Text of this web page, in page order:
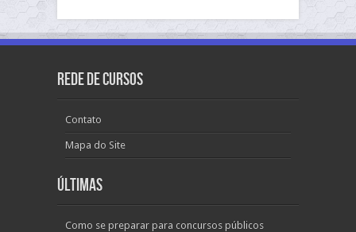
Rede de Cursos
Contato
Mapa do Site
Últimas
Como se preparar para concursos públicos